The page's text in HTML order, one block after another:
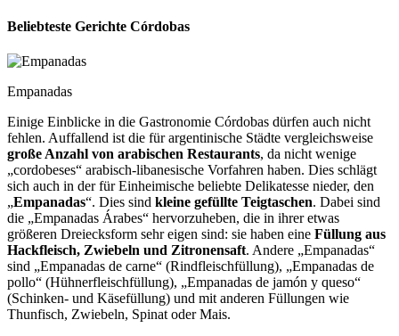
Beliebteste Gerichte Córdobas
Empanadas
Einige Einblicke in die Gastronomie Córdobas dürfen auch nicht
fehlen. Auffallend ist die für argentinische Städte vergleichsweise
große Anzahl von arabischen Restaurants, da nicht wenige
„cordobeses“ arabisch-libanesische Vorfahren haben. Dies schlägt
sich auch in der für Einheimische beliebte Delikatesse nieder, den
„Empanadas“. Dies sind kleine gefüllte Teigtaschen. Dabei sind
die „Empanadas Árabes“ hervorzuheben, die in ihrer et­was
größeren Dreiecksform sehr eigen sind: sie haben eine Füllung aus
Hackfleisch, Zwie­beln und Zitronensaft. Andere „Empanadas“
sind „Empanadas de carne“ (Rindfleischfül­lung), „Empanadas de
pollo“ (Hühnerfleischfüllung), „Empanadas de jamón y queso“
(Schinken- und Käsefüllung) und mit anderen Füllungen wie
Thunfisch, Zwiebeln, Spinat oder Mais.